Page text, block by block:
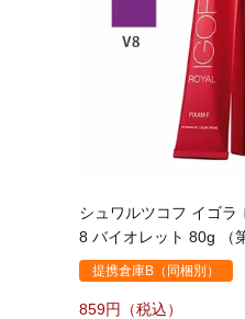
シュワルツコフ イゴラ
8 バイオレット 80g （
提携倉庫B（同梱別）
859